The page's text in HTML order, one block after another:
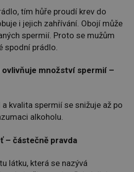
tím hůře proudí krev do
i jejich zahřívání. Obojí může
spermií. Proto se mužům
spodní prádlo.
množství spermií –
kvalita spermií se snižuje až po
alkoholu.
– částečně pravda
látku, která se nazývá